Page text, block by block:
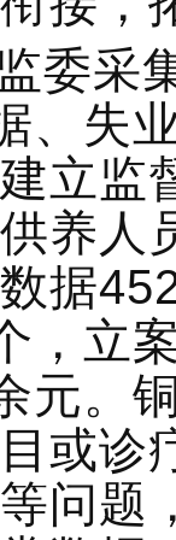
委采
、失
立监
养人
据
，立
元。
或诊
问题